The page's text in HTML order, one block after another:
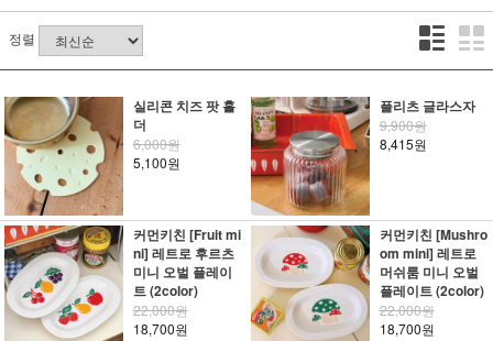
정렬
실리콘 치즈 팟 홀
더
6,000원
5,100원
플리츠 글라스자
9,900원
8,415원
커먼키친 [Fruit mi
ni] 레트로 후르츠
미니 오벌 플레이
트 (2color)
22,000원
18,700원
커먼키친 [Mushro
om mini] 레트로
머쉬룸 미니 오벌
플레이트 (2color)
22,000원
18,700원